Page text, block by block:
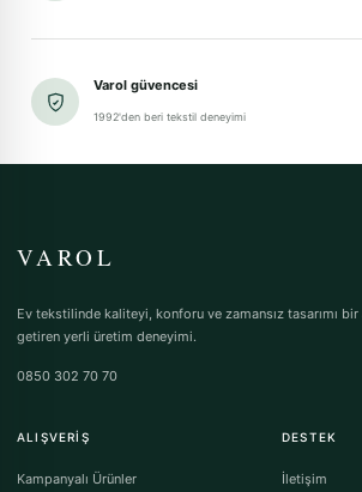
Varol güvencesi
1992'den beri tekstil deneyimi
VAROL
Ev tekstilinde kaliteyi, konforu ve zamansız tasarımı bir
getiren yerli üretim deneyimi.
0850 302 70 70
ALIŞVERIŞ
Kampanyalı Ürünler
DESTEK
İletişim